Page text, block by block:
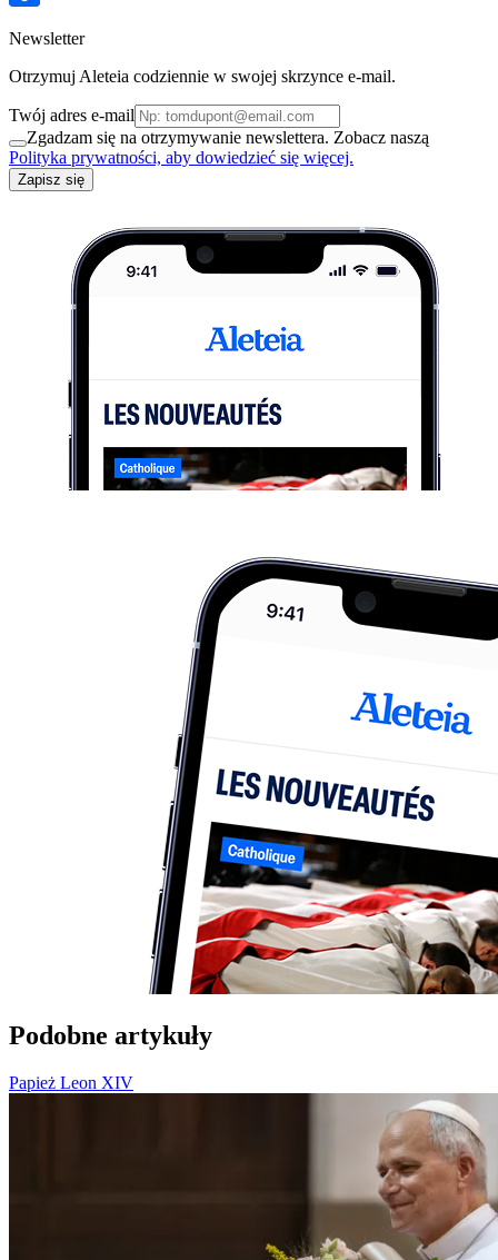
Newsletter
Otrzymuj Aleteia codziennie w swojej skrzynce e-mail.
Twój adres e-mail
Zgadzam się na otrzymywanie newslettera. Zobacz naszą
Polityka prywatności, aby dowiedzieć się więcej.
Zapisz się
Podobne artykuły
Papież Leon XIV